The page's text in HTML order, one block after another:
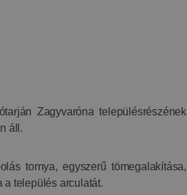
Zagyvaróna településrészének
áll.
tornya, egyszerű tömegalakítása,
a település arculatát.